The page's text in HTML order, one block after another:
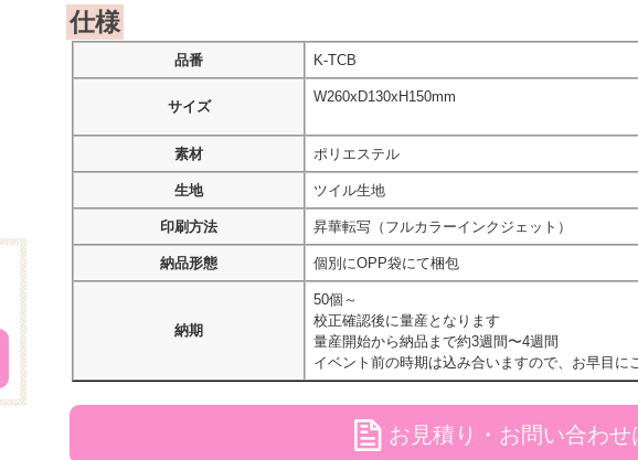
仕様
品番 K-TCB
サイズ
W260xD130xH150mm
素材 ポリエステル
生地 ツイル生地
印刷方法 昇華転写（フルカラーインクジェット）
納品形態 個別にOPP袋にて梱包
納期
50個～
校正確認後に量産となります
量産開始から納品まで約3週間〜4週間
イベント前の時期は込み合いますので、お早目に
file お見積り・お問い合わせ